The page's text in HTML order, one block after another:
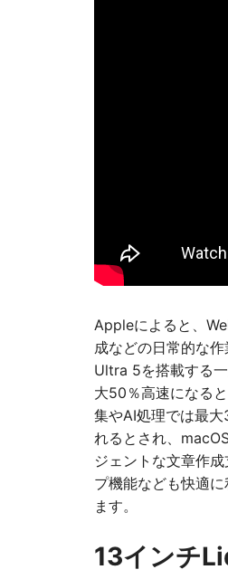
Appleによると、
成などの日常的な
Ultra 5を搭載する
大50％高速になる
集やAI処理では最
れるとされ、
ジェントな文章作
プ機能なども快適
ます。
13インチ